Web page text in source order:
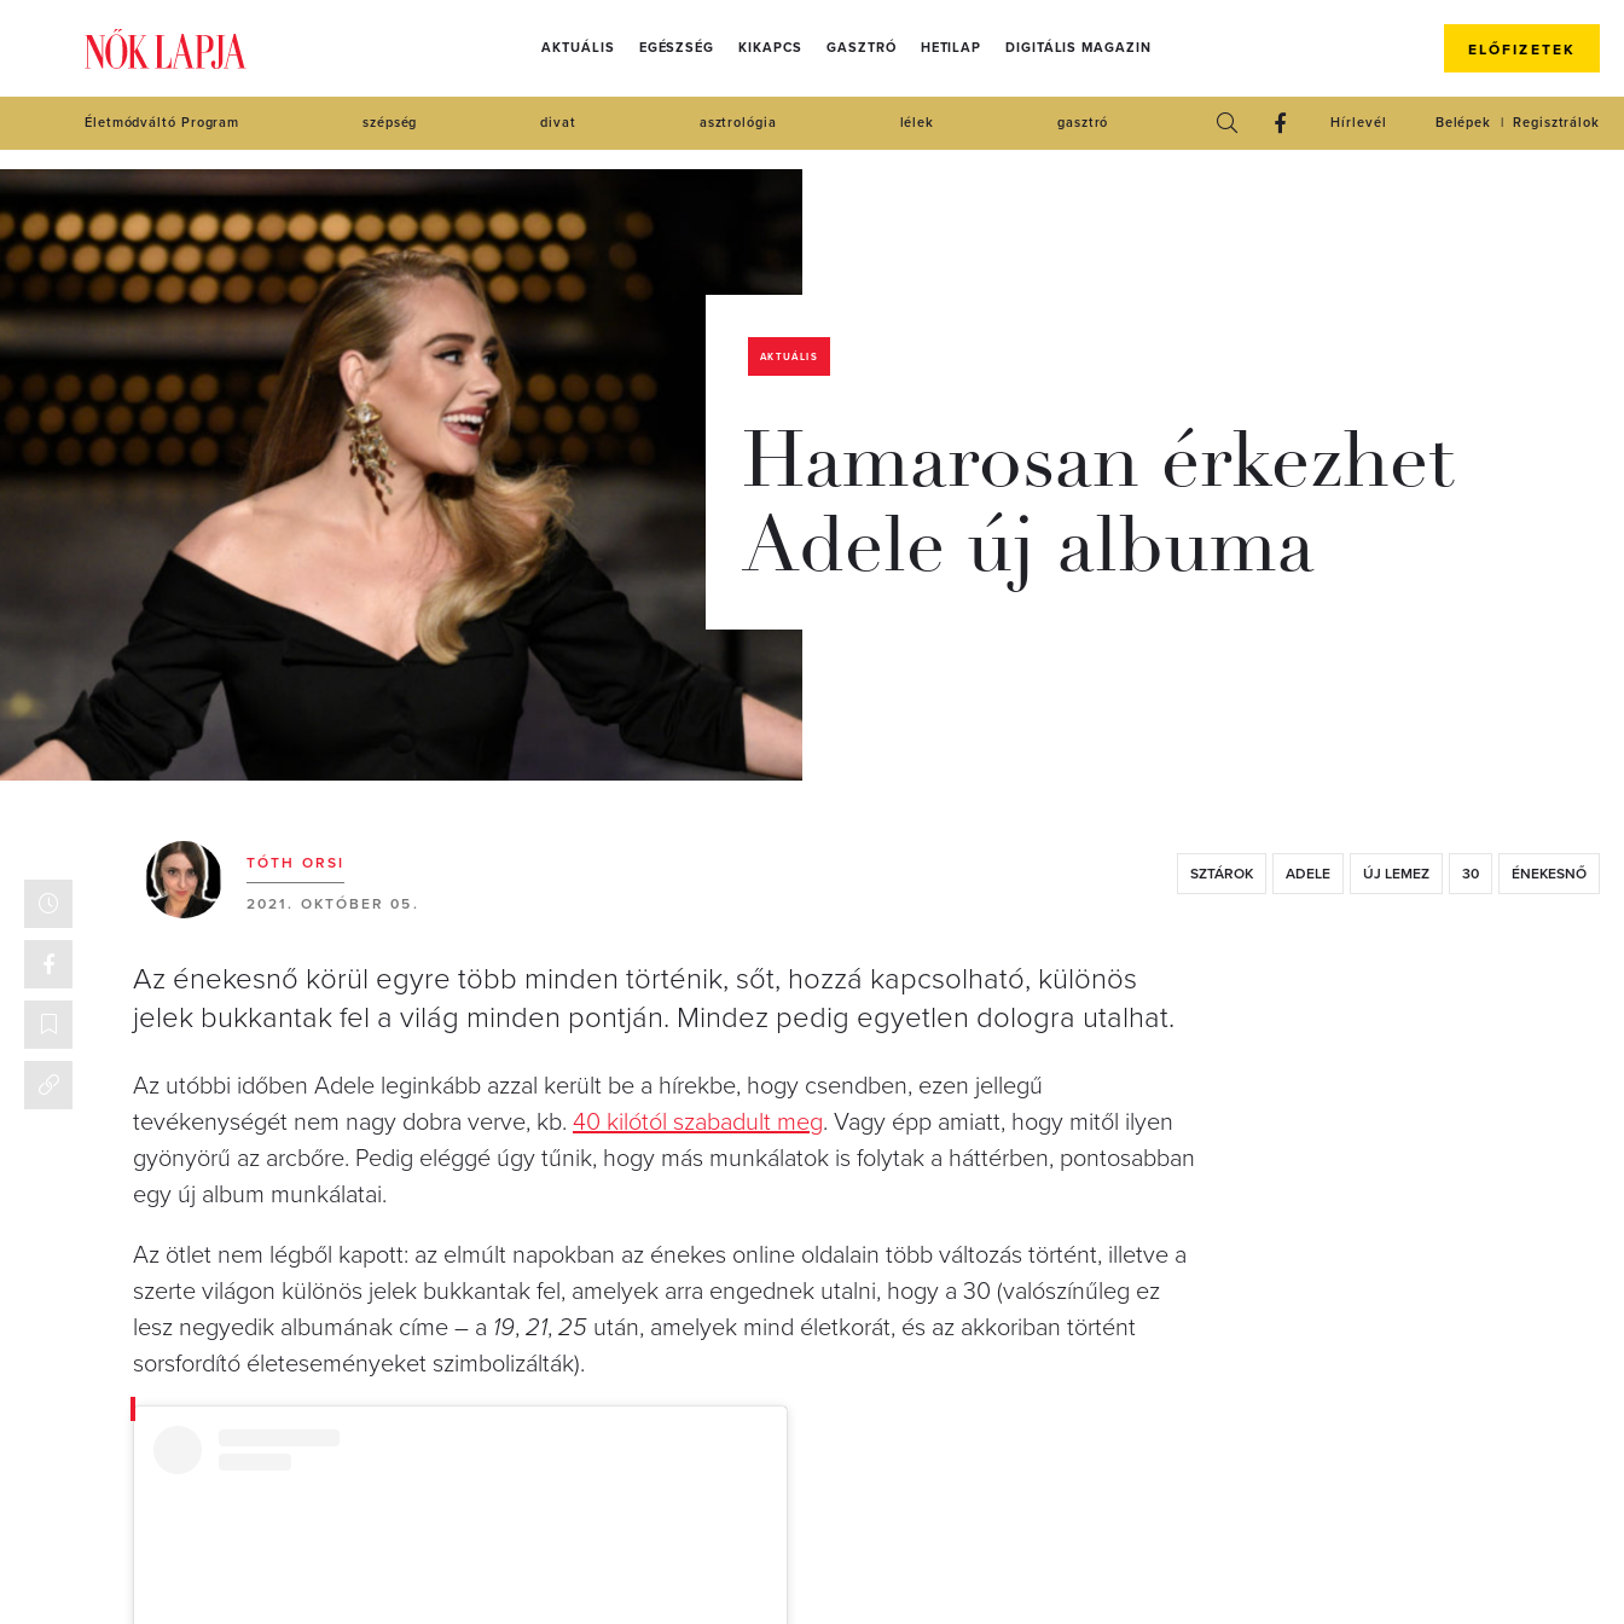
AKTUÁLIS EGÉSZSÉG KIKAPCS GASZTRÓ HETILAP DIGITÁLIS MAGAZIN ELŐFIZETEK
Életmódváltó Program szépség divat asztrológia lélek gasztró Regisztrálok
Belépek
Hírlevél
AKTUÁLIS
Hamarosan érkezhet
Adele új albuma
TÓTH ORSI
2021. OKTÓBER 05.
SZTÁROK ADELE ÚJ LEMEZ 30 ÉNEKESNŐ
Az énekesnő körül egyre több minden történik, sőt, hozzá kapcsolható, különös
jelek bukkantak fel a világ minden pontján. Mindez pedig egyetlen dologra utalhat.
Az utóbbi időben Adele leginkább azzal került be a hírekbe, hogy csendben, ezen jellegű
tevékenységét nem nagy dobra verve, kb. 40 kilótól szabadult meg. Vagy épp amiatt, hogy mitől ilyen
gyönyörű az arcbőre. Pedig eléggé úgy tűnik, hogy más munkálatok is folytak a háttérben, pontosabban
egy új album munkálatai.
Az ötlet nem légből kapott: az elmúlt napokban az énekes online oldalain több változás történt, illetve a
szerte világon különös jelek bukkantak fel, amelyek arra engednek utalni, hogy a 30 (valószínűleg ez
lesz negyedik albumának címe – a 19, 21, 25 után, amelyek mind életkorát, és az akkoriban történt
sorsfordító életeseményeket szimbolizálták).